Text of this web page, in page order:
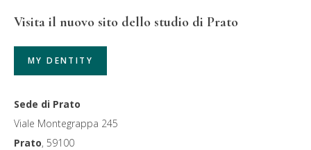
Visita il nuovo sito dello studio di Prato
MY DENTITY
Sede di Prato
Viale Montegrappa 245
Prato, 59100